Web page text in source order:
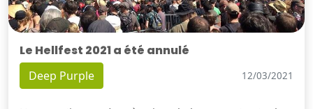
Le Hellfest 2021 a été annulé
Deep Purple 12/03/2021